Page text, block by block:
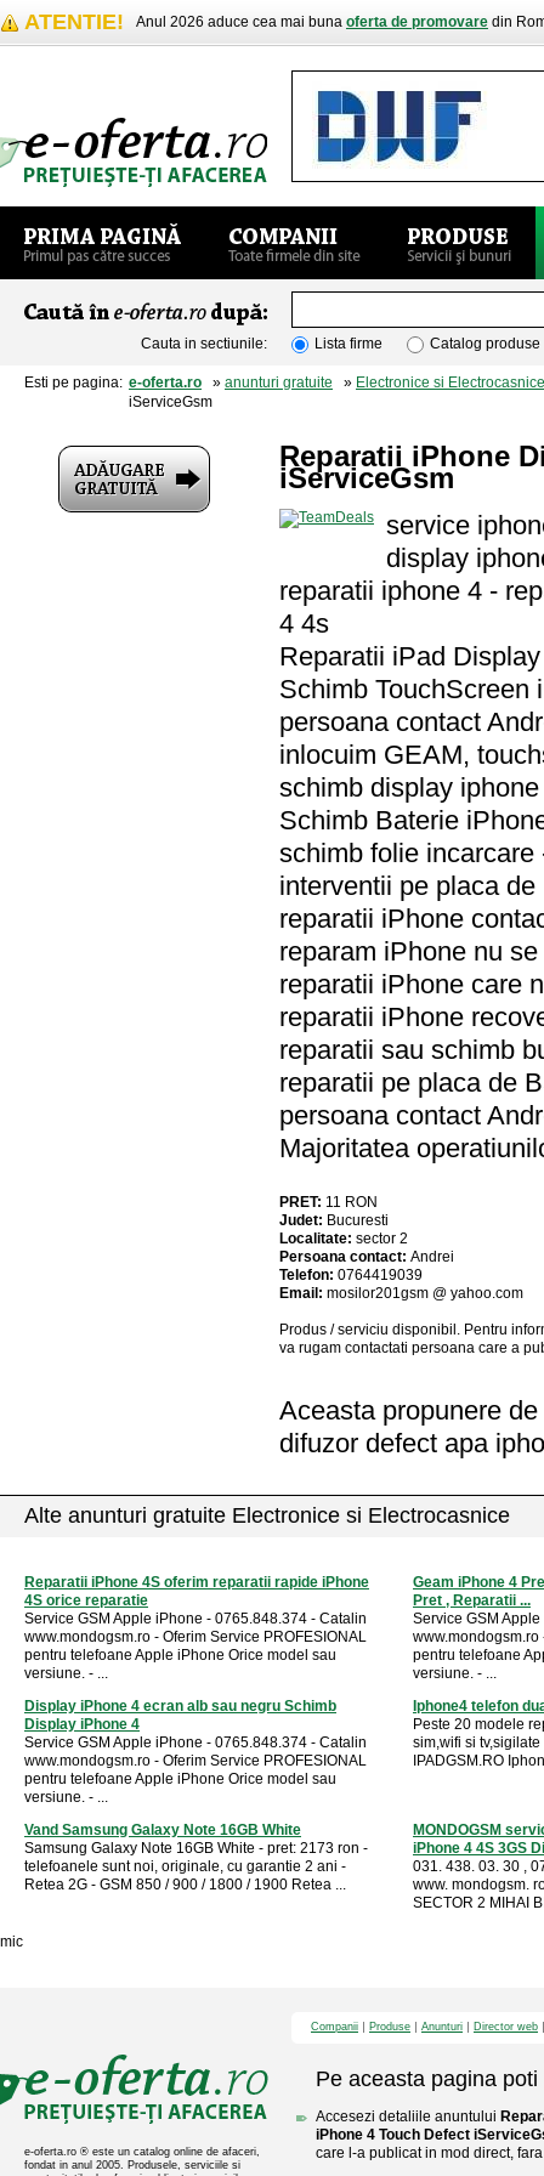
ATENTIE! Anul 2026 aduce cea mai buna oferta de promovare din
Cauta in sectiunile: Lista firme Catalog produse
Esti pe pagina: e-oferta.ro » anunturi gratuite » Electronice si Electrocasnice
iServiceGsm
Reparatii iPhone
iServiceGsm
service
display
reparatii iphone 4 -
4 4s
Reparatii iPad
Schimb TouchScreen
persoana contact
inlocuim GEAM,
schimb display
Schimb Baterie
schimb folie
interventii pe placa
reparatii iPhone
reparam iPhone nu
reparatii iPhone care
reparatii iPhone
reparatii sau schimb
reparatii pe placa de
persoana contact
Majoritatea
PRET: 11 RON
Judet: Bucuresti
Localitate: sector 2
Persoana contact: Andrei
Telefon: 0764419039
Email: mosilor201gsm @ yahoo.com
Produs / serviciu disponibil . Pentru
va rugam contactati persoana care a
Aceasta propunere
difuzor defect apa
Alte anunturi gratuite Electronice si Electrocasnice
Reparatii iPhone 4S oferim reparatii rapide iPhone
4S orice reparatie
Service GSM Apple iPhone - 0765.848.374 - Catalin
www.mondogsm.ro - Oferim Service PROFESIONAL
pentru telefoane Apple iPhone Orice model sau
versiune. - ...
Geam iPhone 4
Pret , Reparatii ...
Service GSM
www.mondogsm.ro
pentru telefoane
versiune. - ...
Display iPhone 4 ecran alb sau negru Schimb
Display iPhone 4
Service GSM Apple iPhone - 0765.848.374 - Catalin
www.mondogsm.ro - Oferim Service PROFESIONAL
pentru telefoane Apple iPhone Orice model sau
versiune. - ...
Iphone4 telefon
Peste 20 modele
sim,wifi si
IPADGSM.RO
Vand Samsung Galaxy Note 16GB White
Samsung Galaxy Note 16GB White - pret: 2173 ron -
telefoanele sunt noi, originale, cu garantie 2 ani -
Retea 2G - GSM 850 / 900 / 1800 / 1900 Retea ...
MONDOGSM
iPhone 4 4S 3GS
031. 438. 03. 30 ,
www. mondogsm.
SECTOR 2 MIHAI
mic
e-oferta.ro ® este un catalog online de afaceri,
fondat in anul 2005. Produsele, serviciile si
Companii Produse Anunturi Director web
Pe aceasta pagina poti
Accesezi detaliile anuntului
iPhone 4 Touch Defect
care l-a publicat in mod direct,